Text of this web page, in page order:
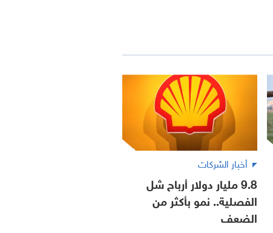
أخبار الشركات
9.8 مليار دولار أرباح شل
الفصلية.. نمو بأكثر من
الضعف